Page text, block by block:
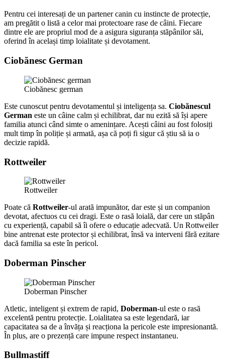
Pentru cei interesați de un partener canin cu instincte de protecție,
am pregătit o listă a celor mai protectoare rase de câini. Fiecare
dintre ele are propriul mod de a asigura siguranța stăpânilor săi,
oferind în același timp loialitate și devotament.
Ciobănesc German
Ciobănesc german
Este cunoscut pentru devotamentul și inteligența sa. Ciobănescul
German este un câine calm și echilibrat, dar nu ezită să își apere
familia atunci când simte o amenințare. Acești câini au fost folosiți
mult timp în poliție și armată, așa că poți fi sigur că știu să ia o
decizie rapidă.
Rottweiler
Rottweiler
Poate că Rottweiler-ul arată impunător, dar este și un companion
devotat, afectuos cu cei dragi. Este o rasă loială, dar cere un stăpân
cu experiență, capabil să îi ofere o educație adecvată. Un Rottweiler
bine antrenat este protector și echilibrat, însă va interveni fără ezitare
dacă familia sa este în pericol.
Doberman Pinscher
Doberman Pinscher
Atletic, inteligent și extrem de rapid, Doberman-ul este o rasă
excelentă pentru protecție. Loialitatea sa este legendară, iar
capacitatea sa de a învăța și reacționa la pericole este impresionantă.
În plus, are o prezență care impune respect instantaneu.
Bullmastiff